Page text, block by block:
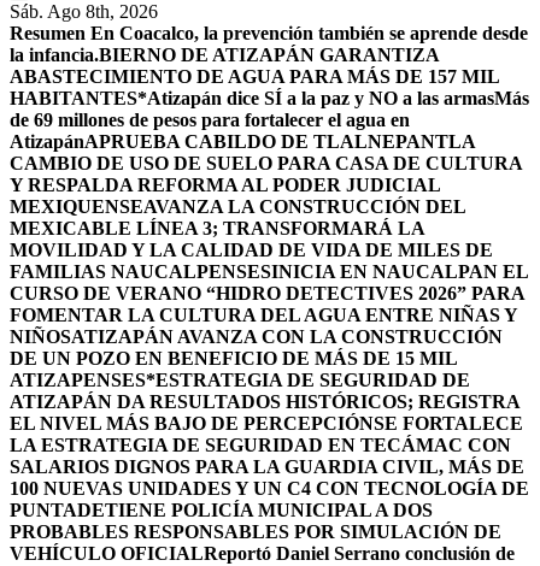
Sáb. Ago 8th, 2026
Resumen En Coacalco, la prevención también se aprende desde
la infancia.BIERNO DE ATIZAPÁN GARANTIZA
ABASTECIMIENTO DE AGUA PARA MÁS DE 157 MIL
HABITANTES*Atizapán dice SÍ a la paz y NO a las armasMás
de 69 millones de pesos para fortalecer el agua en
AtizapánAPRUEBA CABILDO DE TLALNEPANTLA
CAMBIO DE USO DE SUELO PARA CASA DE CULTURA
Y RESPALDA REFORMA AL PODER JUDICIAL
MEXIQUENSEAVANZA LA CONSTRUCCIÓN DEL
MEXICABLE LÍNEA 3; TRANSFORMARÁ LA
MOVILIDAD Y LA CALIDAD DE VIDA DE MILES DE
FAMILIAS NAUCALPENSESINICIA EN NAUCALPAN EL
CURSO DE VERANO “HIDRO DETECTIVES 2026” PARA
FOMENTAR LA CULTURA DEL AGUA ENTRE NIÑAS Y
NIÑOSATIZAPÁN AVANZA CON LA CONSTRUCCIÓN
DE UN POZO EN BENEFICIO DE MÁS DE 15 MIL
ATIZAPENSES*ESTRATEGIA DE SEGURIDAD DE
ATIZAPÁN DA RESULTADOS HISTÓRICOS; REGISTRA
EL NIVEL MÁS BAJO DE PERCEPCIÓNSE FORTALECE
LA ESTRATEGIA DE SEGURIDAD EN TECÁMAC CON
SALARIOS DIGNOS PARA LA GUARDIA CIVIL, MÁS DE
100 NUEVAS UNIDADES Y UN C4 CON TECNOLOGÍA DE
PUNTADETIENE POLICÍA MUNICIPAL A DOS
PROBABLES RESPONSABLES POR SIMULACIÓN DE
VEHÍCULO OFICIALReportó Daniel Serrano conclusión de